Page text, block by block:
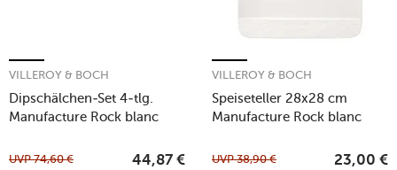
Dipschälchen-Set 4-tlg.
Manufacture Rock blanc
VILLEROY & BOCH
UVP74,60 € 44,87 €
Speiseteller 28x28 cm
Manufacture Rock blanc
VILLEROY & BOCH
UVP38,90 € 23,00 €